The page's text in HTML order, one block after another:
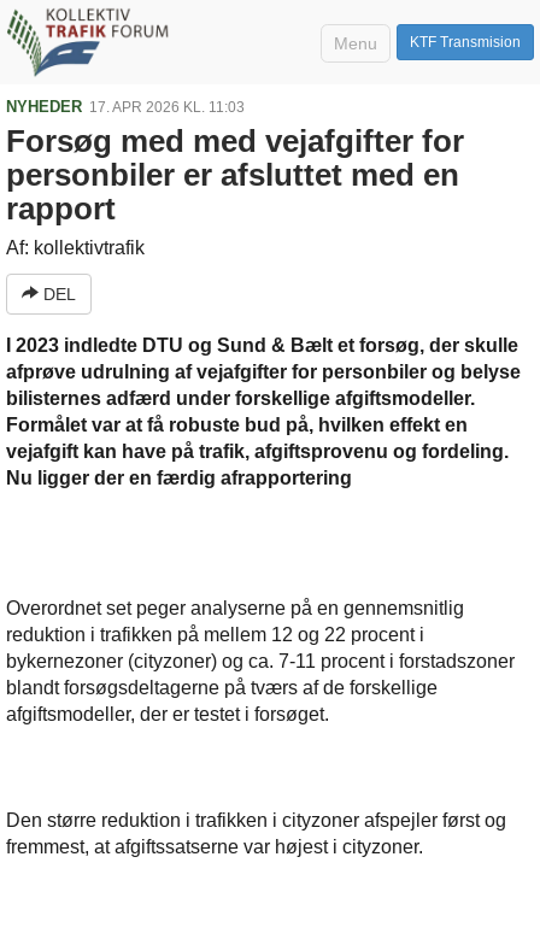
KTF Transmision
Menu
NYHEDER 17. APR 2026 KL. 11:03
Forsøg med med vejafgifter for
personbiler er afsluttet med en
rapport
Af: kollektivtrafik
DEL
I 2023 indledte DTU og Sund & Bælt et forsøg, der skulle
afprøve udrulning af vejafgifter for personbiler og belyse
bilisternes adfærd under forskellige afgiftsmodeller.
Formålet var at få robuste bud på, hvilken effekt en
vejafgift kan have på trafik, afgiftsprovenu og fordeling.
Nu ligger der en færdig afrapportering
Overordnet set peger analyserne på en gennemsnitlig
reduktion i trafikken på mellem 12 og 22 procent i
bykernezoner (cityzoner) og ca. 7-11 procent i forstadszoner
blandt forsøgsdeltagerne på tværs af de forskellige
afgiftsmodeller, der er testet i forsøget.
Den større reduktion i trafikken i cityzoner afspejler først og
fremmest, at afgiftssatserne var højest i cityzoner.